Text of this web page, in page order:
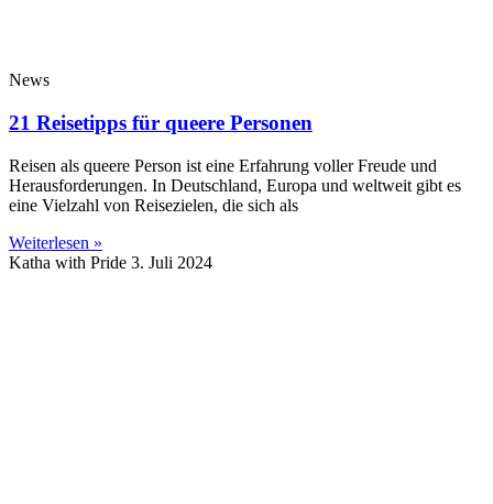
News
21 Reisetipps für queere Personen
Reisen als queere Person ist eine Erfahrung voller Freude und
Herausforderungen. In Deutschland, Europa und weltweit gibt es
eine Vielzahl von Reisezielen, die sich als
Weiterlesen »
Katha with Pride 3. Juli 2024